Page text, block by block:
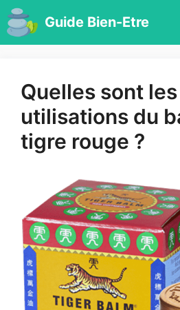
Aller
au
contenu
Guide Bien-Etre
Quelles sont les
utilisations du
tigre rouge ?